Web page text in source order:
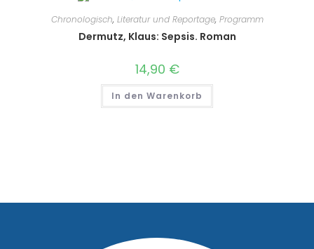
Chronologisch, Literatur und Reportage, Programm
Dermutz, Klaus: Sepsis. Roman
14,90 €
In den Warenkorb